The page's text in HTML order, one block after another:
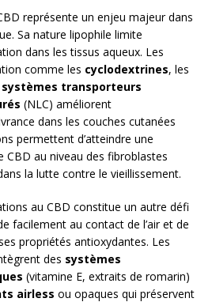
représente un enjeu majeur dans
Sa nature lipophile limite
dans les tissus aqueux. Les
comme les cyclodextrines, les
systèmes transporteurs
(NLC) améliorent
dans les couches cutanées
permettent d’atteindre une
au niveau des fibroblastes
la lutte contre le vieillissement.
au CBD constitue un autre défi
facilement au contact de l’air et de
propriétés antioxydantes. Les
des systèmes
(vitamine E, extraits de romarin)
airless ou opaques qui préservent